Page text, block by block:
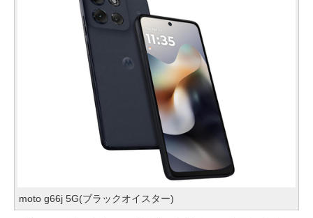
moto g66j 5G(ブラックオイスター)